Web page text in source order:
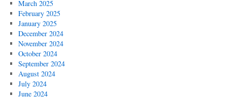
March 2025
February 2025
January 2025
December 2024
November 2024
October 2024
September 2024
August 2024
July 2024
June 2024